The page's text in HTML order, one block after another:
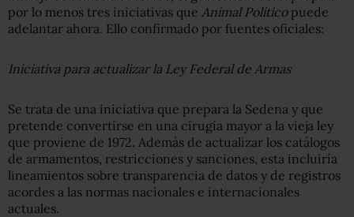
por lo menos tres iniciativas que Animal Políticopuede
adelantar ahora. Ello confirmado por fuentes oficiales:
Iniciativa para actualizar la Ley Federal de Armas
Se trata de una iniciativa que prepara la Sedena y que
pretende convertirse en una cirugía mayor a la vieja ley
que proviene de 1972. Además de actualizar los catálogos
de armamentos, restricciones y sanciones, esta incluiría
lineamientos sobre transparencia de datos y de registros
acordes a las normas nacionales e internacionales
actuales.